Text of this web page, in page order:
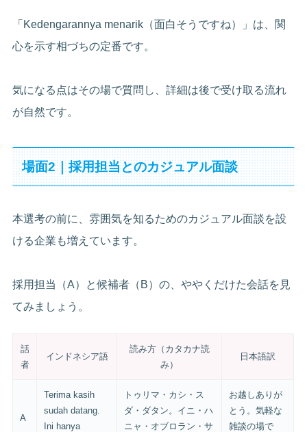
「Kedengarannya menarik（面白そうですね）」は、関
心を示す相づちの定番です。
気になる点はその場で質問し、詳細は後で受け取る流れ
が自然です。
場面2｜採用担当とのカジュアル面談
本選考の前に、雰囲気を知るためのカジュアル面談を設
ける企業も増えています。
採用担当（A）と候補者（B）の、ややくだけた会話を見
てみましょう。
話
者
インドネシア語
読み方（カタカナ読
み）
日本語訳
A
Terima kasih
sudah datang.
Ini hanya
トゥリマ・カシ・ス
ダ・ダタン。イニ・ハ
ニャ・オブロラン・サ
お越しありが
とう。気軽な
雑談の場で